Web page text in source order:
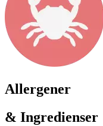
Allergener
& Ingredienser